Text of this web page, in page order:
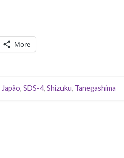
More
Japão, SDS-4, Shizuku, Tanegashima